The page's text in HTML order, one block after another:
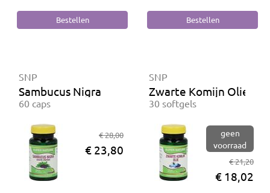
SNP
Sambucus Nigra
60 caps
€ 28,00
€ 23,80
SNP
Zwarte Komijn Olie
30 softgels
geen
voorraad
€ 21,20
€ 18,02